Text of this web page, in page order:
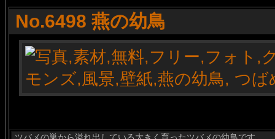
No.6498 燕の幼鳥